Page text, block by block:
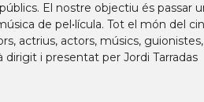
El nostre objectiu és passar
de pel•lícula. Tot el món del
actrius, actors, músics,
i presentat per Jordi Tarradas